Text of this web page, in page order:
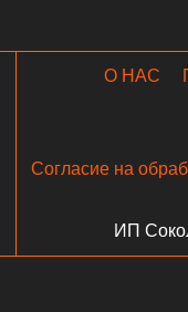
О НАС
Согласие на
ИП